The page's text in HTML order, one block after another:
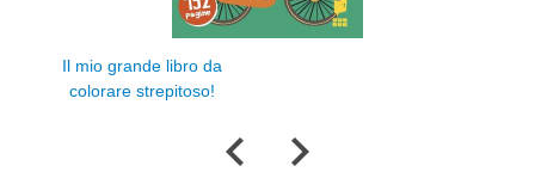
Il mio grande libro da
colorare strepitoso!